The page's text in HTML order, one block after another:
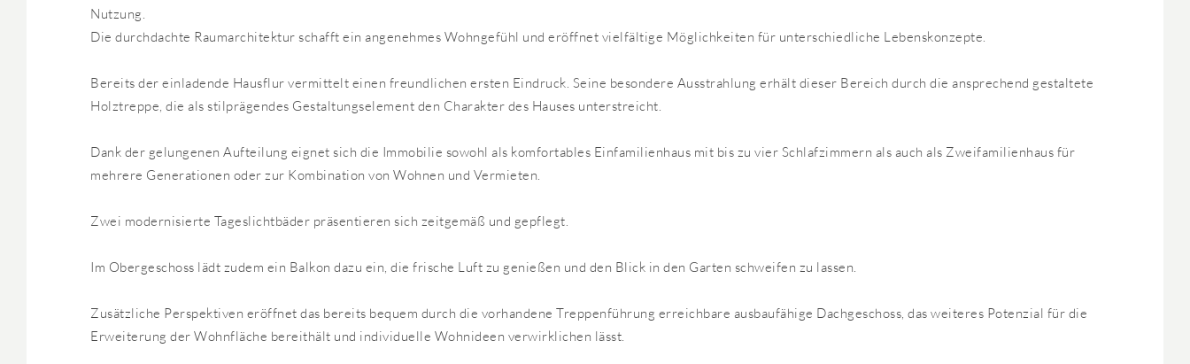
Nutzung.
Die durchdachte Raumarchitektur schafft ein angenehmes Wohngefühl und eröffnet vielfältige Möglichkeiten für unterschiedliche Lebenskonzepte.
Bereits der einladende Hausflur vermittelt einen freundlichen ersten Eindruck. Seine besondere Ausstrahlung erhält dieser Bereich durch die ansprechend gestaltete
Holztreppe, die als stilprägendes Gestaltungselement den Charakter des Hauses unterstreicht.
Dank der gelungenen Aufteilung eignet sich die Immobilie sowohl als komfortables Einfamilienhaus mit bis zu vier Schlafzimmern als auch als Zweifamilienhaus für
mehrere Generationen oder zur Kombination von Wohnen und Vermieten.
Zwei modernisierte Tageslichtbäder präsentieren sich zeitgemäß und gepflegt.
Im Obergeschoss lädt zudem ein Balkon dazu ein, die frische Luft zu genießen und den Blick in den Garten schweifen zu lassen.
Zusätzliche Perspektiven eröffnet das bereits bequem durch die vorhandene Treppenführung erreichbare ausbaufähige Dachgeschoss, das weiteres Potenzial für die
Erweiterung der Wohnfläche bereithält und individuelle Wohnideen verwirklichen lässt.